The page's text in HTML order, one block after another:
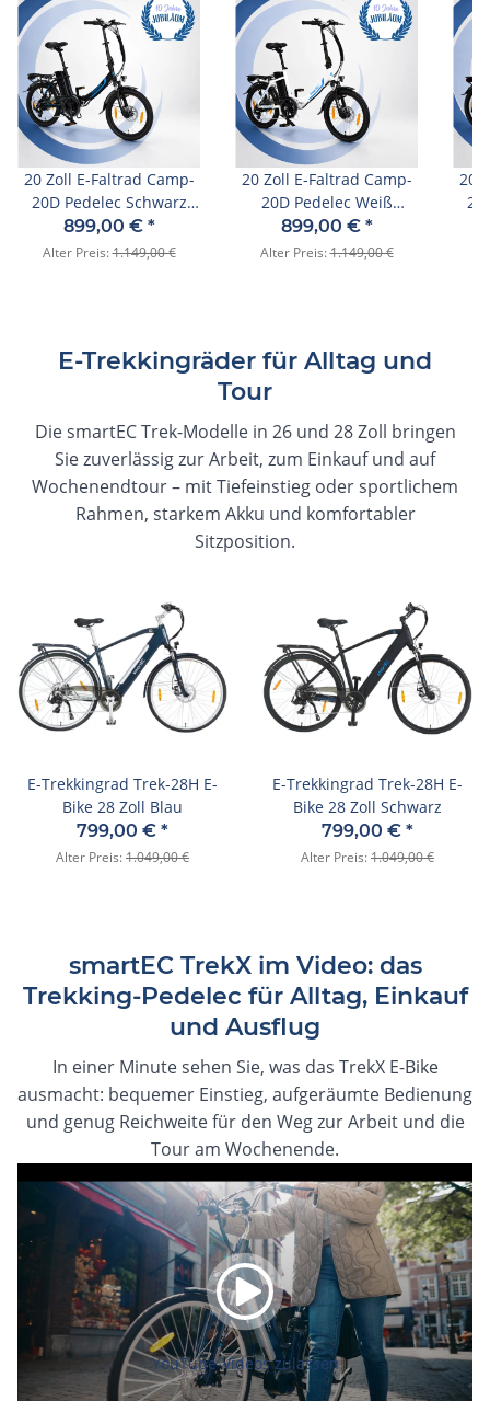
20 Zoll E-Faltrad Camp-
20D Pedelec Schwarz
smartEC
899,00 € *
Alter Preis:1.149,00 €
20 Zoll E-Faltrad Camp-
20D Pedelec Weiß
smartEC
899,00 € *
Alter Preis:1.149,00 €
20
E-Trekkingräder für Alltag und
Tour
Die smartEC Trek-Modelle in 26 und 28 Zoll bringen
Sie zuverlässig zur Arbeit, zum Einkauf und auf
Wochenendtour – mit Tiefeinstieg oder sportlichem
Rahmen, starkem Akku und komfortabler
Sitzposition.
E-Trekkingrad Trek-28H E-
Bike 28 Zoll Blau
799,00 € *
Alter Preis:1.049,00 €
E-Trekkingrad Trek-28H E-
Bike 28 Zoll Schwarz
799,00 € *
Alter Preis:1.049,00 €
smartEC TrekX im Video: das
Trekking-Pedelec für Alltag, Einkauf
und Ausflug
In einer Minute sehen Sie, was das TrekX E-Bike
ausmacht: bequemer Einstieg, aufgeräumte Bedienung
und genug Reichweite für den Weg zur Arbeit und die
Tour am Wochenende.
YouTube-Videos zulassen